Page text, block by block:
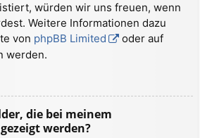
würden wir uns freuen, wenn
Weitere Informationen dazu
von phpBB Limited
oder auf
werden.
die bei meinem
werden?